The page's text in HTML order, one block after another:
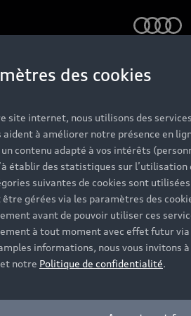
de
le mieux.
des cookies
site internet, nous utilisons des
aident à améliorer notre présence en
contenu adapté à vos intérêts
établir des statistiques sur l’utilisation
suivantes de cookies sont
être gérées via les paramètres des
avant de pouvoir utiliser ces
à tout moment avec effet futur
informations, nous vous invitons
et notre Politique de confidentialité.